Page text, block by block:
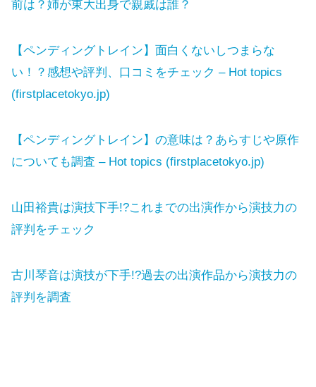
前は？姉が東大出身で親戚は誰？
【ペンディングトレイン】面白くないしつまらな
い！？感想や評判、口コミをチェック – Hot topics
(firstplacetokyo.jp)
【ペンディングトレイン】の意味は？あらすじや原作
についても調査 – Hot topics (firstplacetokyo.jp)
山田裕貴は演技下手!?これまでの出演作から演技力の
評判をチェック
古川琴音は演技が下手!?過去の出演作品から演技力の
評判を調査